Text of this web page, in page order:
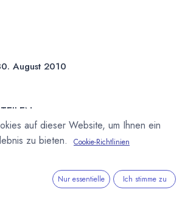
August 2010
auf dieser Website, um Ihnen ein
zu bieten.
Cookie-Richtlinien
Nur essentielle Ich stimme zu